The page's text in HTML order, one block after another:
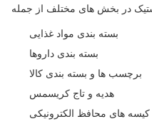
بسته بندی مواد غذایی
بسته بندی داروها
برچسب ها و بسته بندی کالا
هدیه و تاج کریسمس
کیسه های محافظ الکترونیکی